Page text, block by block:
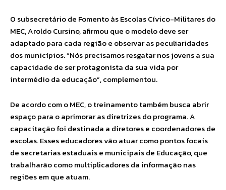
O subsecretário de Fomento às Escolas Cívico-Militares do
MEC, Aroldo Cursino, afirmou que o modelo deve ser
adaptado para cada região e observar as peculiaridades
dos municípios. “Nós precisamos resgatar nos jovens a sua
capacidade de ser protagonista da sua vida por
intermédio da educação”, complementou.
De acordo com o MEC, o treinamento também busca abrir
espaço para o aprimorar as diretrizes do programa. A
capacitação foi destinada a diretores e coordenadores de
escolas. Esses educadores vão atuar como pontos focais
de secretarias estaduais e municipais de Educação, que
trabalharão como multiplicadores da informação nas
regiões em que atuam.